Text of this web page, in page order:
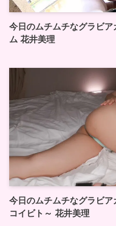
今日のムチムチなグラビ
ム 花井美理
今日のムチムチなグラビ
コイビト～ 花井美理